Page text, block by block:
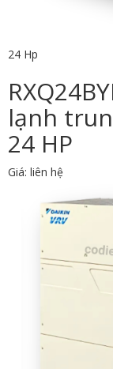
24 Hp
lạnh
24 HP
Giá: liên hệ